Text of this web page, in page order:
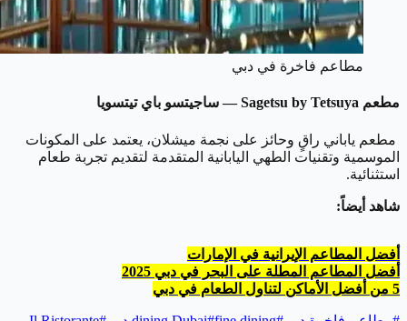
مطاعم فاخرة في دبي
مطعم Sagetsu by Tetsuya — ساجيتسو باي تيتسويا
مطعم ياباني راقٍ وحائز على نجمة ميشلان، يعتمد على المكونات
الموسمية وتقنيات الطهي اليابانية المتقدمة لتقديم تجربة طعام
استثنائية.
شاهد أيضاً:
أفضل المطاعم الإيرانية في الإمارات
أفضل المطاعم المطلة على البحر في دبي 2025
5 من أفضل الأماكن لتناول الطعام في دبي